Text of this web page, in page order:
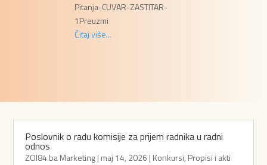
Pitanja-CUVAR-ZASTITAR-
1Preuzmi
Čitaj više...
Poslovnik o radu komisije za prijem radnika u radni
odnos
ZOI84.ba Marketing| maj 14, 2026 | Konkursi, Propisi i akti